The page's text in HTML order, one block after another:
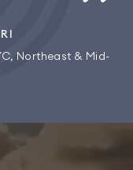
Northeast & Mid-